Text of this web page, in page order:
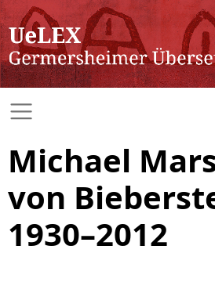
Michael
von
1930–2012